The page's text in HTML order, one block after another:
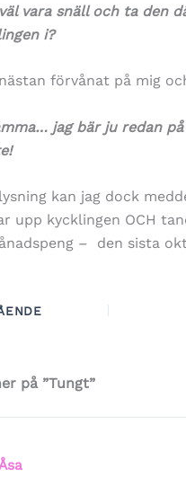
vara snäll och ta den
i?
förvånat på mig
jag bär ju redan
kan jag dock
upp kycklingen OCH
– den sista
på ”Tungt”